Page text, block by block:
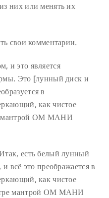
них или менять их
свои комментарии.
и это является
Это [лунный диск и
в
как чистое
мантрой ОМ МАНИ
есть белый лунный
всё это преображается в
как чистое
мантрой ОМ МАНИ